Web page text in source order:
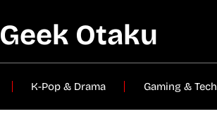
Geek Otaku
K-Pop & Drama Gaming & Tech